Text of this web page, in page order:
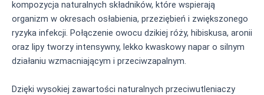
kompozycja naturalnych składników, które wspierają
organizm w okresach osłabienia, przeziębień i zwiększonego
ryzyka infekcji. Połączenie owocu dzikiej róży, hibiskusa, aronii
oraz lipy tworzy intensywny, lekko kwaskowy napar o silnym
działaniu wzmacniającym i przeciwzapalnym.
Dzięki wysokiej zawartości naturalnych przeciwutleniaczy